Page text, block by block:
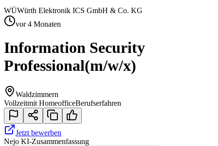
WÜWürth Elektronik ICS GmbH & Co. KG
vor 4 Monaten
Information Security
Professional(m/w/x)
Waldzimmern
Vollzeitmit HomeofficeBerufserfahren
Jetzt bewerben
Nejo KI-Zusammenfassung